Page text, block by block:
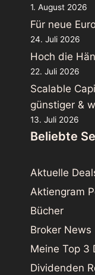
1. August 2026
Für neue
24. Juli 2026
Hoch die
22. Juli 2026
Scalable
günstiger &
13. Juli 2026
Beliebte
Aktuelle
Aktiengram
Bücher
Broker News
Meine Top 3
Dividenden